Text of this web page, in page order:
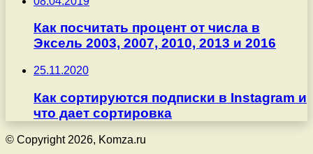
Как посчитать процент от числа в
Эксель 2003, 2007, 2010, 2013 и 2016
25.11.2020
Как сортируются подписки в Instagram и
что дает сортировка
© Copyright 2026, Komza.ru